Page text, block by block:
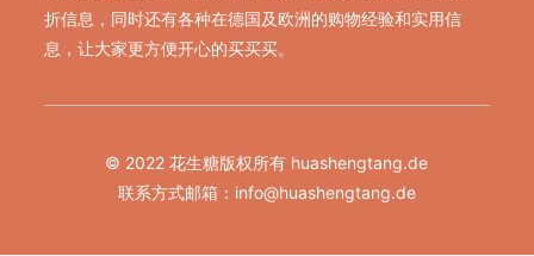
折信息，同时还有各种在德国及欧洲的购物经验和实用信
息，让大家更方便开心的买买买。
© 2022 花生糖版权所有 huashengtang.de
联系方式邮箱： info@huashengtang.de